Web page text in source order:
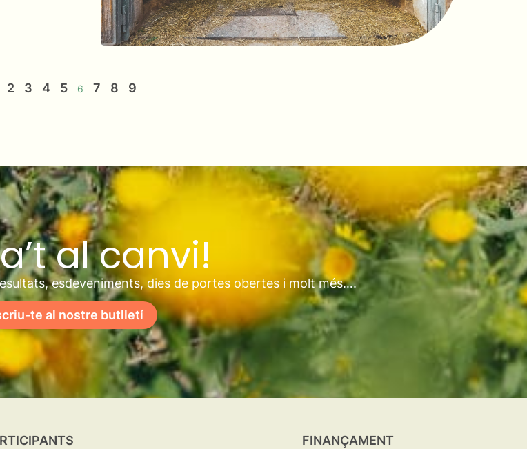
2 3 4 5 6 7 8 9
al canvi!
esdeveniments, dies de portes obertes i molt més….
te al nostre butlletí
FINANÇAMENT